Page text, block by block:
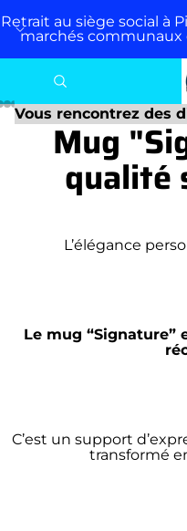
Retrait au siège social à
marchés
Vous rencontrez des
Mug
qualité
L’élégance
Le mug “Signature”
C’est un support
transformé